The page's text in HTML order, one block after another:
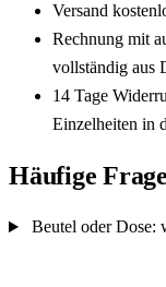
Versand
Rechnung mit
vollständig aus
14 Tage
Einzelheiten in
Häufige
Beutel oder Dose: